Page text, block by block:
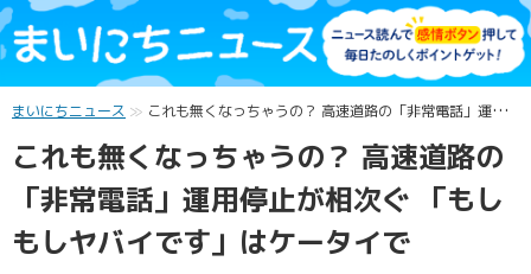
まいにちニュース これも無くなっちゃうの？ 高速道路の「非常電話」運用停止が相次ぐ 「もしもしヤバイです」はケータイで
これも無くなっちゃうの？ 高速道路の
「非常電話」運用停止が相次ぐ 「もし
もしヤバイです」はケータイで